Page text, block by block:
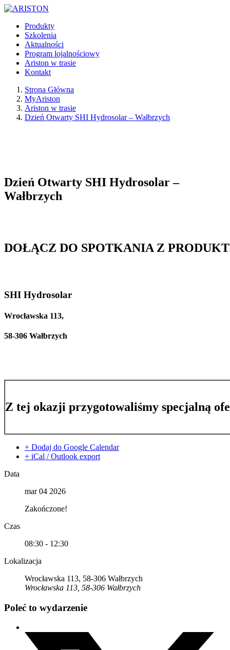
Produkty
Szkolenia
Aktualności
Program lojalnościowy
Ariston w trasie
Kontakt
Strona Główna
MyAriston
Ariston w trasie
Dzień Otwarty SHI Hydrosolar – Wałbrzych
Dzień Otwarty SHI Hydrosolar –
Wałbrzych
DOŁĄCZ DO SPOTKANIA Z
SHI Hydrosolar
Wrocławska 113,
58-306 Wałbrzych
Z tej okazji przygotowaliśmy specjalną
+ Dodaj do Google Calendar
+ iCal / Outlook export
Data
mar 04 2026
Zakończone!
Czas
08:30 - 12:30
Lokalizacja
Wrocławska 113, 58-306 Wałbrzych
Wrocławska 113, 58-306 Wałbrzych
Poleć to wydarzenie